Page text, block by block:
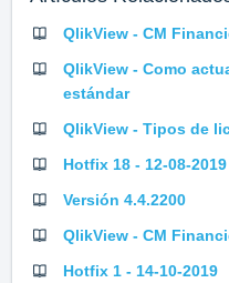
QlikView - CM
QlikView - Como
estándar
QlikView - Tipos de
Hotfix 18 - 12-08-2019
Versión 4.4.2200
QlikView - CM
Hotfix 1 - 14-10-2019